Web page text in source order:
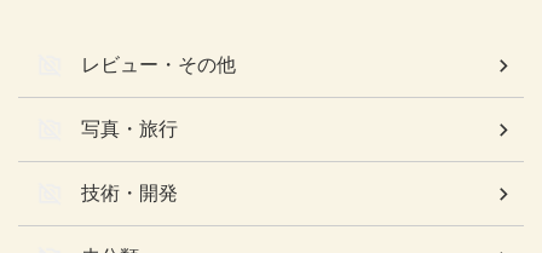
レビュー・その他
写真・旅行
技術・開発